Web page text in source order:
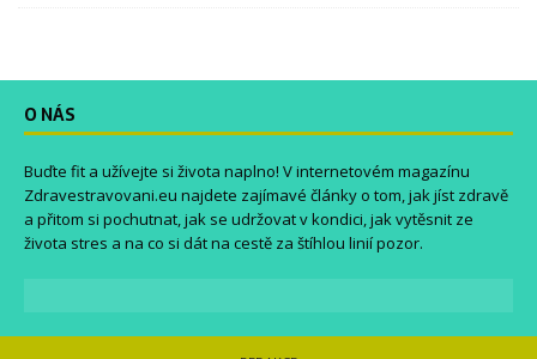
O NÁS
Buďte fit a užívejte si života naplno! V internetovém magazínu
Zdravestravovani.eu najdete zajímavé články o tom, jak jíst zdravě
a přitom si pochutnat, jak se udržovat v kondici, jak vytěsnit ze
života stres a na co si dát na cestě za štíhlou linií pozor.